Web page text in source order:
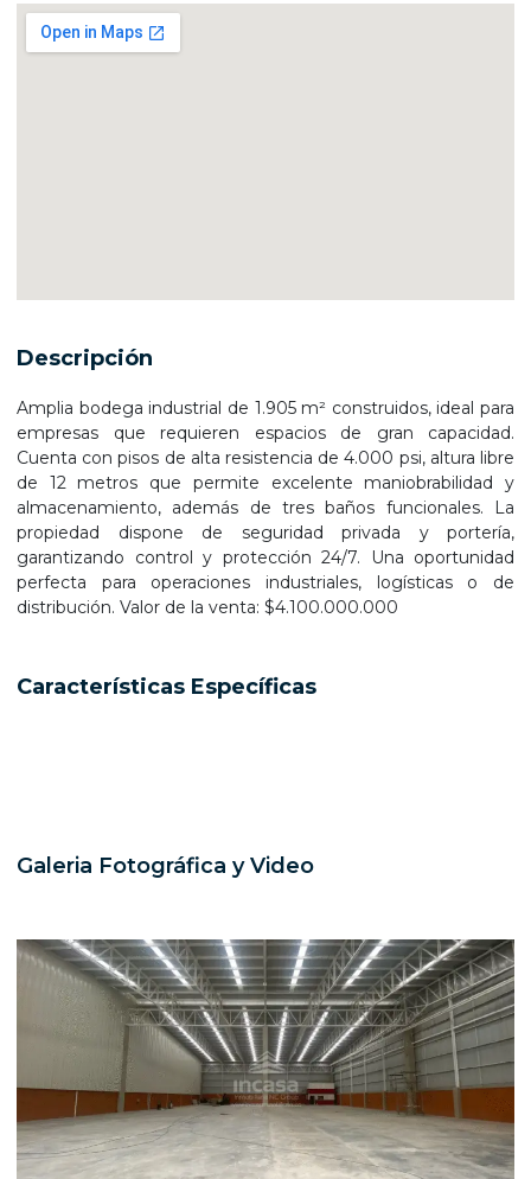
Descripción
Amplia bodega industrial de 1.905 m² construidos, ideal para
empresas que requieren espacios de gran capacidad.
Cuenta con pisos de alta resistencia de 4.000 psi, altura libre
de 12 metros que permite excelente maniobrabilidad y
almacenamiento, además de tres baños funcionales. La
propiedad dispone de seguridad privada y portería,
garantizando control y protección 24/7. Una oportunidad
perfecta para operaciones industriales, logísticas o de
distribución. Valor de la venta: $4.100.000.000
Características Específicas
Galeria Fotográfica y Video